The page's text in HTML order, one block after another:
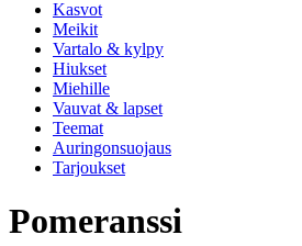
Kasvot
Meikit
Vartalo & kylpy
Hiukset
Miehille
Vauvat & lapset
Teemat
Auringonsuojaus
Tarjoukset
Pomeranssi